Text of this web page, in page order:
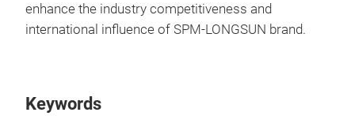
enhance the industry competitiveness and
international influence of SPM-LONGSUN brand.
Keywords